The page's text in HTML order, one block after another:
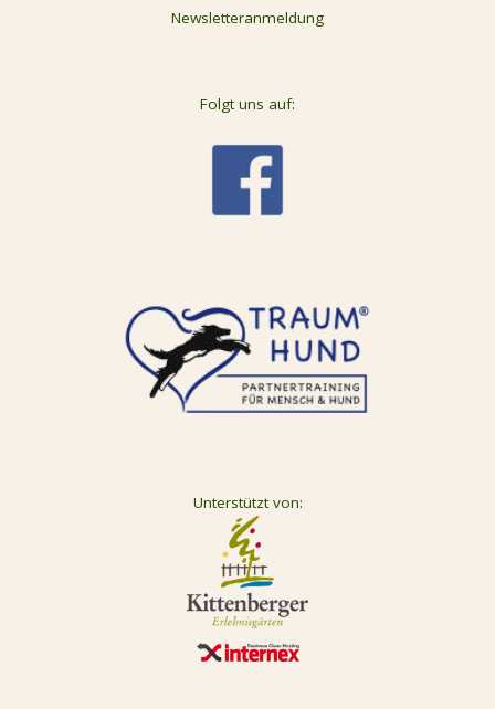
Newsletteranmeldung
Folgt uns auf:
Unterstützt von: